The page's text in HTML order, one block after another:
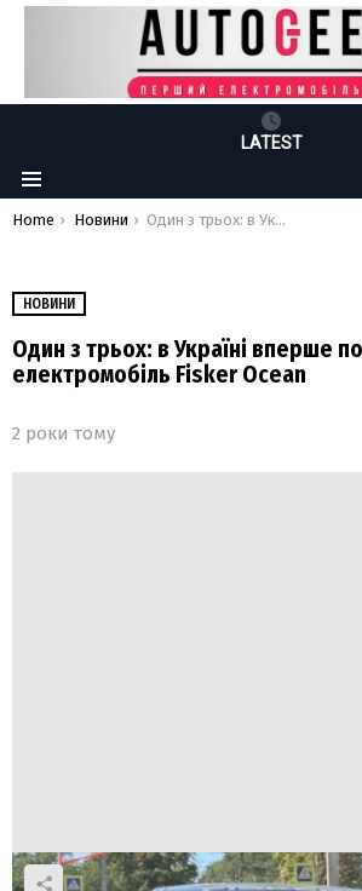
LATEST
Menu
You are here:
Home Новини Один з трьох: в Україні вперше помітили електромобіль Fisker Ocean
НОВИНИ
Один з трьох: в Україні вперше
електромобіль Fisker Ocean
2 роки тому